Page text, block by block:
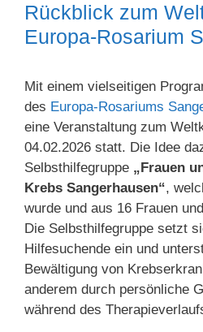
Rückblick zum
Europa-Rosarium
Mit einem vielseitigen
des Europa-Rosariums
eine Veranstaltung zum
04.02.2026 statt. Die Idee
Selbsthilfegruppe „Frauen
Krebs Sangerhausen“,
wurde und aus 16 Frauen
Die Selbsthilfegruppe setzt
Hilfesuchende ein und
Bewältigung von
anderem durch persönliche
während des